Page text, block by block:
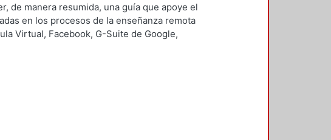
Beatriz;Orozco García, Paola Yatzel;Puga
Mercedes Isabel;Alvarado Hernández,
Carlos
de manera resumida, una guía que apoye el
en los procesos de la enseñanza remota
Virtual, Facebook, G-Suite de Google,